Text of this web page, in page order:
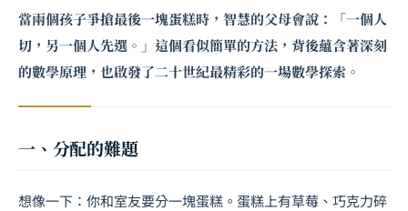
當兩個孩子爭搶最後一塊蛋糕時，智慧的父母會說：「一個人
切，另一個人先選。」這個看似簡單的方法，背後蘊含著深刻
的數學原理，也啟發了二十世紀最精彩的一場數學探索。
一、分配的難題
想像一下：你和室友要分一塊蛋糕。蛋糕上有草莓、巧克力碎